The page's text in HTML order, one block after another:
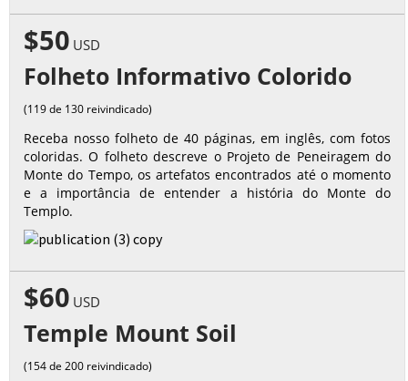
$50 USD
Folheto Informativo Colorido
(119 de 130 reivindicado)
Receba nosso folheto de 40 páginas, em inglês, com fotos
coloridas. O folheto descreve o Projeto de Peneiragem do
Monte do Tempo, os artefatos encontrados até o momento
e a importância de entender a história do Monte do
Templo.
$60 USD
Temple Mount Soil
(154 de 200 reivindicado)